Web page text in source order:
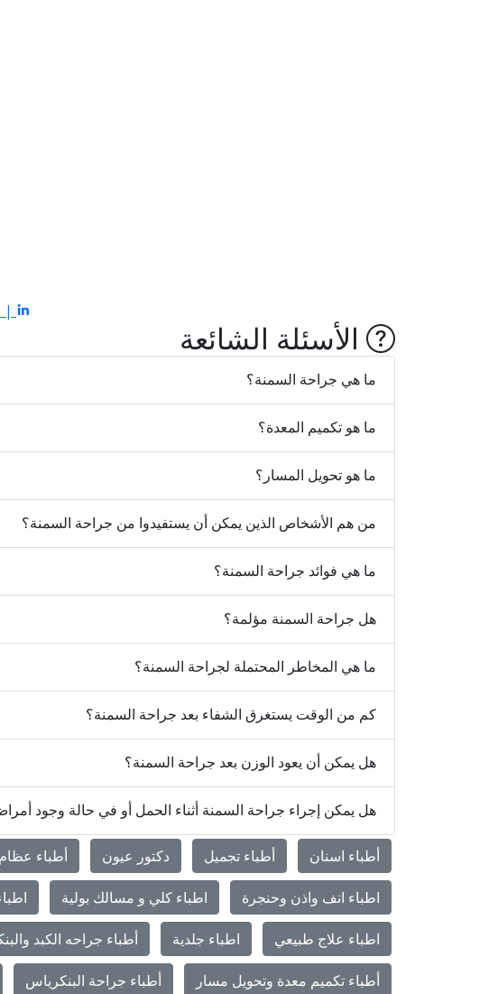
|
الأسئلة الشائعة
ما هي جراحة السمنة؟
ما هو تكميم المعدة؟
ما هو تحويل المسار؟
من هم الأشخاص الذين يمكن أن يستفيدوا من جراحة السمنة؟
ما هي فوائد جراحة السمنة؟
هل جراحة السمنة مؤلمة؟
ما هي المخاطر المحتملة لجراحة السمنة؟
كم من الوقت يستغرق الشفاء بعد جراحة السمنة؟
هل يمكن أن يعود الوزن بعد جراحة السمنة؟
هل يمكن إجراء جراحة السمنة أثناء الحمل أو في حالة وجود
أطباء اسنان أطباء تجميل دكتور عيون أطباء عظام
اطباء انف واذن وحنجرة اطباء كلي و مسالك بولية
اطباء علاج طبيعي اطباء جلدية أطباء جراحه الكبد
أطباء تكميم معدة وتحويل مسار أطباء جراحة البنكرياس